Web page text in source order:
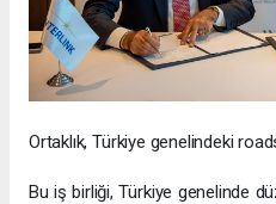
Ortaklık, Türkiye genelindeki
Bu iş birliği, Türkiye genelinde